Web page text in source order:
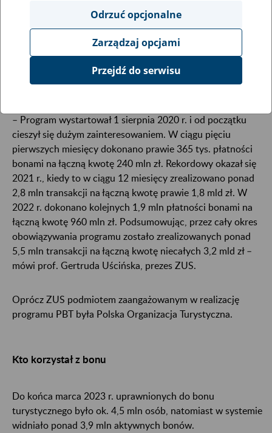
Z danych ZUS na temat programu Polski Bon
Turystyczny wynika, że przez cały okres jego
obowiązywania – od 1 sierpnia 2020 r. do 31 marca
2023 r. – zostało zrealizowanych ponad 5,5 mln
transakcji na łączną kwotę blisko 3,2 mld zł.
– Program wystartował 1 sierpnia 2020 r. i od początku
cieszył się dużym zainteresowaniem. W ciągu pięciu
pierwszych miesięcy dokonano prawie 365 tys. płatności
bonami na łączną kwotę 240 mln zł. Rekordowy okazał się
2021 r., kiedy to w ciągu 12 miesięcy zrealizowano ponad
2,8 mln transakcji na łączną kwotę prawie 1,8 mld zł. W
2022 r. dokonano kolejnych 1,9 mln płatności bonami na
łączną kwotę 960 mln zł. Podsumowując, przez cały okres
obowiązywania programu zostało zrealizowanych ponad
5,5 mln transakcji na łączną kwotę niecałych 3,2 mld zł –
mówi prof. Gertruda Uścińska, prezes ZUS.
Oprócz ZUS podmiotem zaangażowanym w realizację
programu PBT była Polska Organizacja Turystyczna.
Kto korzystał z bonu
Do końca marca 2023 r. uprawnionych do bonu
turystycznego było ok. 4,5 mln osób, natomiast w systemie
widniało ponad 3,9 mln aktywnych bonów.
Odrzuć opcjonalne
Zarządzaj opcjami
Przejdź do serwisu